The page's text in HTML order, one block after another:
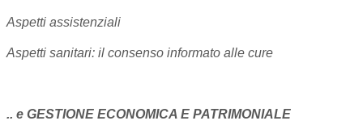
Aspetti assistenziali
Aspetti sanitari: il consenso informato alle cure
.. e GESTIONE ECONOMICA E PATRIMONIALE